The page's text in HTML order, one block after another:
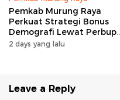
Pemkab Murung Raya
Perkuat Strategi Bonus
Demografi Lewat Perbup
Nomor 14 Tahun 2026
2 days yang lalu
Leave a Reply